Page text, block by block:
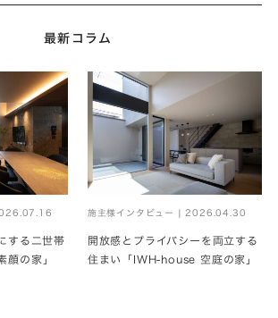
最新コラム
する二世帯
顔の家」
施主様インタビュー | 2026.04.30
開放感とプライバシーを両立する
住まい「IWH-house 空庭の家」